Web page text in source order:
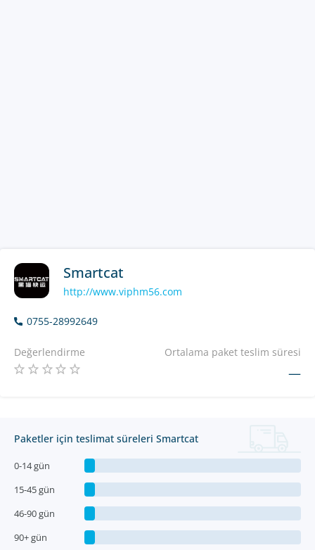
Smartcat
http://www.viphm56.com
0755-28992649
Değerlendirme Ortalama paket teslim süresi
—
Paketler için teslimat süreleri Smartcat
0-14 gün
15-45 gün
46-90 gün
90+ gün